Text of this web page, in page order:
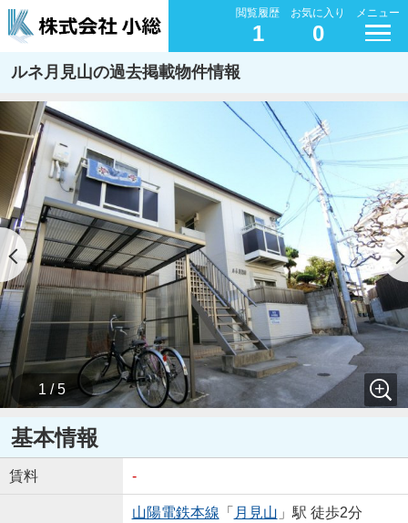
閲覧履歴
1
お気に入り
0
メニュー
ルネ月見山の過去掲載物件情報
1 / 5
基本情報
賃料 -
山陽電鉄本線 「 月見山 」駅 徒歩2分